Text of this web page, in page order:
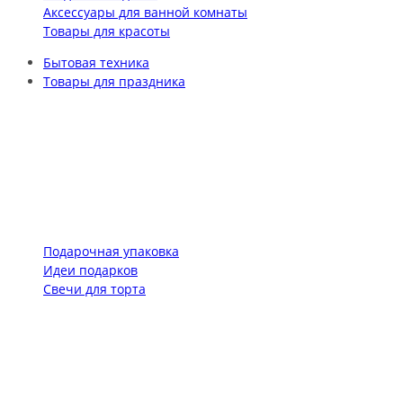
Аксессуары для ванной комнаты
Товары для красоты
Бытовая техника
Товары для праздника
Подарочная упаковка
Идеи подарков
Свечи для торта